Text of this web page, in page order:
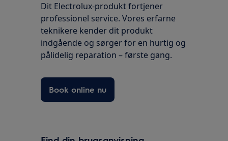
Dit Electrolux-produkt fortjener
professionel service. Vores erfarne
teknikere kender dit produkt
indgående og sørger for en hurtig og
pålidelig reparation – første gang.
Book online nu